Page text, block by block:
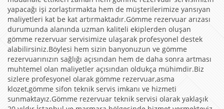
yapacağı işi zorlaştırmakta hem de müşterilerimize yansıyan
maliyetleri kat be kat artırmaktadır.Gömme rezervuar arızası
durumunda alanında uzman kaliteli ekiplerden oluşan
gömme rezervuar servisimize ulaşarak profesyonel destek
alabilirsiniz.Böylesi hem sizin banyonuzun ve gömme
rezervuarınızın sağlığı açısından hem de daha sonra artması
muhtemel olan maliyetler açısından oldukça mühimdir.Biz
sizlere profesyonel olarak gömme rezervuar,asma
klozet,gömme sifon teknik servis imkanı ve hizmeti
sunmaktayız.Gömme rezervuar teknik servisi olarak yaklaşık